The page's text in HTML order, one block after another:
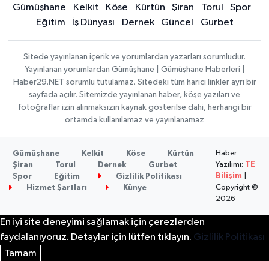
Gümüşhane Kelkit Köse Kürtün Şiran Torul
Spor
Eğitim
İş Dünyası Dernek Güncel Gurbet
Sitede yayınlanan içerik ve yorumlardan yazarları sorumludur.
Yayınlanan yorumlardan Gümüşhane | Gümüşhane Haberleri |
Haber29.NET sorumlu tutulamaz. Sitedeki tüm harici linkler ayrı bir
sayfada açılır. Sitemizde yayınlanan haber, köşe yazıları ve
fotoğraflar izin alınmaksızın kaynak gösterilse dahi, herhangi bir
ortamda kullanılamaz ve yayınlanamaz
Gümüşhane Kelkit Köse
Kürtün
Şiran
Torul Dernek
Gurbet
Spor
Eğitim
Gizlilik Politikası
Hizmet Şartları
Künye
Haber
Yazılımı:
TE
Bilişim
Copyright ©
2026
En iyi site deneyimi sağlamak için çerezlerden
faydalanıyoruz. Detaylar için lütfen tıklayın. Gizlilik Politikası
Tamam